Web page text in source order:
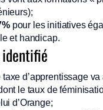
pour les initiatives
et handicap.
d’apprentissage
le taux de
d’Orange;